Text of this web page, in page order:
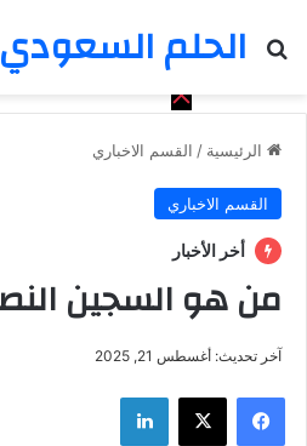
الحلم السعودي
بحث عن
الرئيسية / القسم الاخباري
القسم الاخباري
أخر الأخبار
من هو السجين
آخر تحديث: أغسطس 21, 2025
فيسبوك ‫X لينكدإن